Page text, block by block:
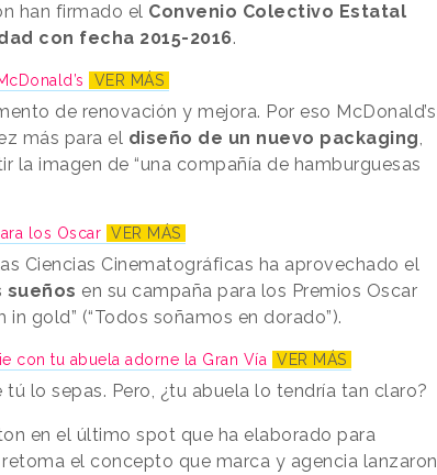
han firmado el Convenio Colectivo Estatal
con fecha 2015-2016.
VER MÁS
de renovación y mejora. Por eso McDonald’s
más para el diseño de un nuevo packaging
la imagen de “una compañía de hamburguesas
los Oscar VER MÁS
Ciencias Cinematográficas ha aprovechado el
en su campaña para los Premios Oscar
in gold” (“Todos soñamos en dorado”).
con tu abuela adorne la Gran Vía VER MÁS
tú lo sepas. Pero, ¿tu abuela lo tendría tan claro?
en el último spot que ha elaborado para
el concepto que marca y agencia lanzaron